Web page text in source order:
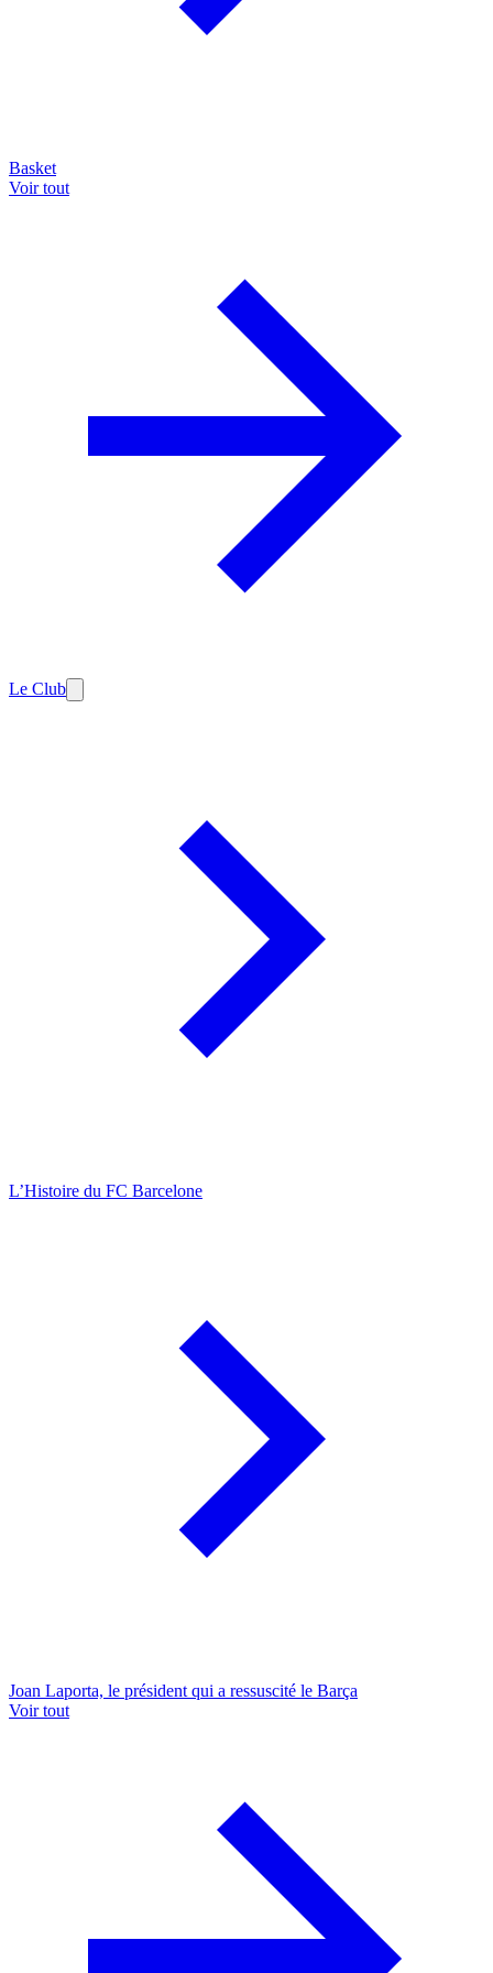
Basket
Voir tout
Le Club
L’Histoire du FC Barcelone
Joan Laporta, le président qui a ressuscité le Barça
Voir tout